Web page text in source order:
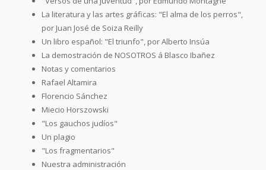
La literatura y las artes gráficas: "El alma de los perros",
por Juan José de Soiza Reilly
Un libro español: "El triunfo", por Alberto Insúa
La demostración de NOSOTROS á Blasco Ibañez
Notas y comentarios
Rafael Altamira
Florencio Sánchez
Miecio Horszowski
"Los gauchos judíos"
Un plagio
"Los fragmentarios"
Nuestra administración